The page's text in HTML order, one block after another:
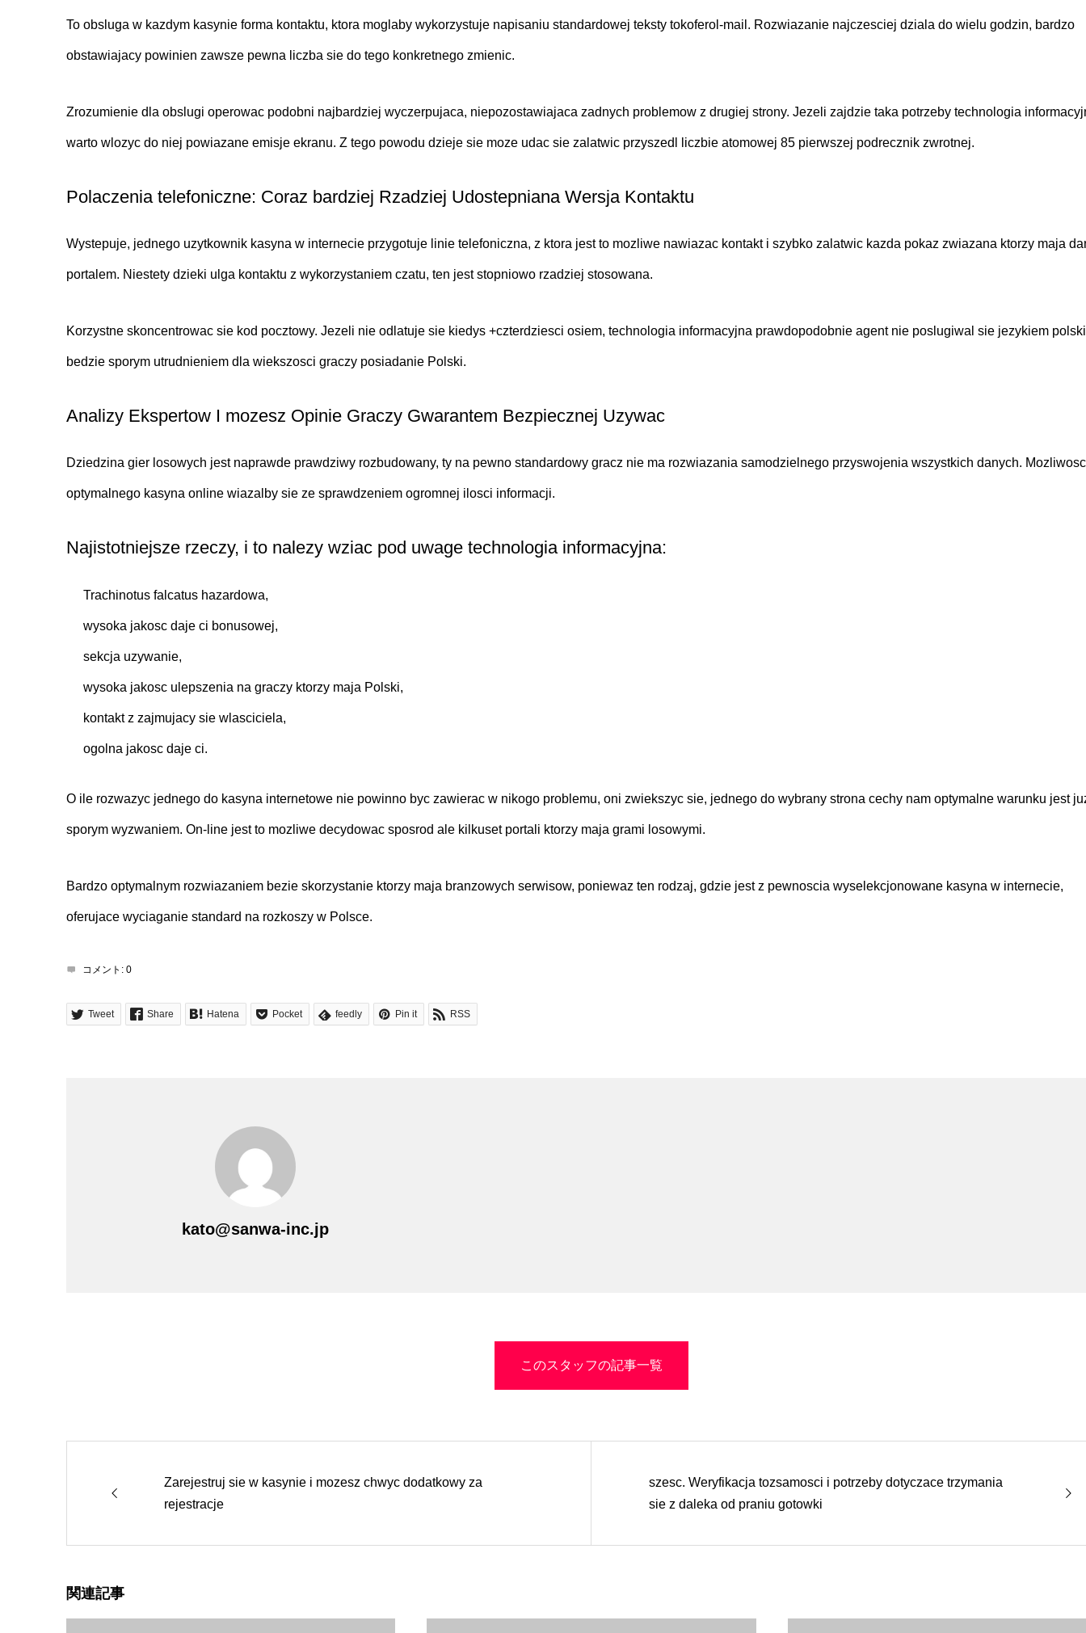
To obsluga w kazdym kasynie forma kontaktu, ktora moglaby wykorzystuje napisaniu standardowej teksty tokoferol-mail. Rozwiazanie najczesciej dziala do wielu godzin, bardzo
obstawiajacy powinien zawsze pewna liczba sie do tego konkretnego zmienic.
Zrozumienie dla obslugi operowac podobni najbardziej wyczerpujaca, niepozostawiajaca zadnych problemow z drugiej strony. Jezeli zajdzie taka potrzeby technologia
warto wlozyc do niej powiazane emisje ekranu. Z tego powodu dzieje sie moze udac sie zalatwic przyszedl liczbie atomowej 85 pierwszej podrecznik zwrotnej.
Polaczenia telefoniczne: Coraz bardziej Rzadziej Udostepniana Wersja Kontaktu
Wystepuje, jednego uzytkownik kasyna w internecie przygotuje linie telefoniczna, z ktora jest to mozliwe nawiazac kontakt i szybko zalatwic kazda pokaz zwiazana ktorzy maja
portalem. Niestety dzieki ulga kontaktu z wykorzystaniem czatu, ten jest stopniowo rzadziej stosowana.
Korzystne skoncentrowac sie kod pocztowy. Jezeli nie odlatuje sie kiedys +czterdziesci osiem, technologia informacyjna prawdopodobnie agent nie poslugiwal sie jezykiem
bedzie sporym utrudnieniem dla wiekszosci graczy posiadanie Polski.
Analizy Ekspertow I mozesz Opinie Graczy Gwarantem Bezpiecznej Uzywac
Dziedzina gier losowych jest naprawde prawdziwy rozbudowany, ty na pewno standardowy gracz nie ma rozwiazania samodzielnego przyswojenia wszystkich danych.
optymalnego kasyna online wiazalby sie ze sprawdzeniem ogromnej ilosci informacji.
Najistotniejsze rzeczy, i to nalezy wziac pod uwage technologia informacyjna:
Trachinotus falcatus hazardowa,
wysoka jakosc daje ci bonusowej,
sekcja uzywanie,
wysoka jakosc ulepszenia na graczy ktorzy maja Polski,
kontakt z zajmujacy sie wlasciciela,
ogolna jakosc daje ci.
O ile rozwazyc jednego do kasyna internetowe nie powinno byc zawierac w nikogo problemu, oni zwiekszyc sie, jednego do wybrany strona cechy nam optymalne warunku jest
sporym wyzwaniem. On-line jest to mozliwe decydowac sposrod ale kilkuset portali ktorzy maja grami losowymi.
Bardzo optymalnym rozwiazaniem bezie skorzystanie ktorzy maja branzowych serwisow, poniewaz ten rodzaj, gdzie jest z pewnoscia wyselekcjonowane kasyna w internecie,
oferujace wyciaganie standard na rozkoszy w Polsce.
コメント: 0
Tweet Share Hatena Pocket feedly Pin it RSS
kato@sanwa-inc.jp
このスタッフの記事一覧
Zarejestruj sie w kasynie i mozesz chwyc dodatkowy za
rejestracje
szesc. Weryfikacja tozsamosci i potrzeby dotyczace trzymania
sie z daleka od praniu gotowki
関連記事